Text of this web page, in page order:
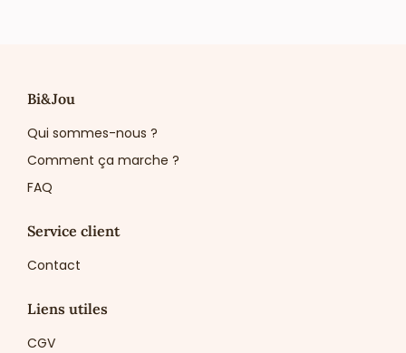
Bi&Jou
Qui sommes-nous ?
Comment ça marche ?
FAQ
Service client
Contact
Liens utiles
CGV